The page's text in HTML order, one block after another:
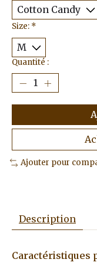
Size: *
Quantité :
Ajouter pour
Description
Caractéristiques